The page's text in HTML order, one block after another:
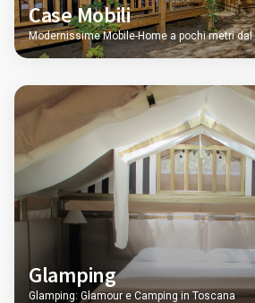
Case Mobili
Modernissime Mobile-Home a pochi metri dal
Glamping
Glamping: Glamour e Camping in Toscana